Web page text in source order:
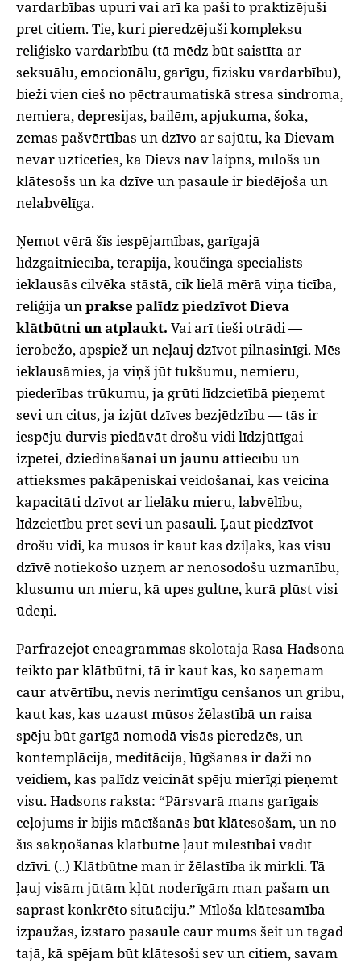
vardarbības upuri vai arī ka paši to praktizējuši
pret citiem. Tie, kuri pieredzējuši kompleksu
reliģisko vardarbību (tā mēdz būt saistīta ar
seksuālu, emocionālu, garīgu, fizisku vardarbību),
bieži vien cieš no pēctraumatiskā stresa sindroma,
nemiera, depresijas, bailēm, apjukuma, šoka,
zemas pašvērtības un dzīvo ar sajūtu, ka Dievam
nevar uzticēties, ka Dievs nav laipns, mīlošs un
klātesošs un ka dzīve un pasaule ir biedējoša un
nelabvēlīga.
Ņemot vērā šīs iespējamības, garīgajā
līdzgaitniecībā, terapijā, koučingā speciālists
ieklausās cilvēka stāstā, cik lielā mērā viņa ticība,
reliģija unprakse palīdz piedzīvot Dieva
klātbūtni un atplaukt. Vai arī tieši otrādi —
ierobežo, apspiež un neļauj dzīvot pilnasinīgi. Mēs
ieklausāmies, ja viņš jūt tukšumu, nemieru,
piederības trūkumu, ja grūti līdzcietībā pieņemt
sevi un citus, ja izjūt dzīves bezjēdzību — tās ir
iespēju durvis piedāvāt drošu vidi līdzjūtīgai
izpētei, dziedināšanai un jaunu attiecību un
attieksmes pakāpeniskai veidošanai, kas veicina
kapacitāti dzīvot ar lielāku mieru, labvēlību,
līdzcietību pret sevi un pasauli. Ļaut piedzīvot
drošu vidi, ka mūsos ir kaut kas dziļāks, kas visu
dzīvē notiekošo uzņem ar nenosodošu uzmanību,
klusumu un mieru, kā upes gultne, kurā plūst visi
ūdeņi.
Pārfrazējot eneagrammas skolotāja Rasa Hadsona
teikto par klātbūtni, tā ir kaut kas, ko saņemam
caur atvērtību, nevis nerimtīgu cenšanos un gribu,
kaut kas, kas uzaust mūsos žēlastībā un raisa
spēju būt garīgā nomodā visās pieredzēs, un
kontemplācija, meditācija, lūgšanas ir daži no
veidiem, kas palīdz veicināt spēju mierīgi pieņemt
visu. Hadsons raksta: “Pārsvarā mans garīgais
ceļojums ir bijis mācīšanās būt klātesošam, un no
šīs sakņošanās klātbūtnē ļaut mīlestībai vadīt
dzīvi. (..) Klātbūtne man ir žēlastība ik mirkli. Tā
ļauj visām jūtām kļūt noderīgām man pašam un
saprast konkrēto situāciju.” Mīloša klātesamība
izpaužas, izstaro pasaulē caur mums šeit un tagad
tajā, kā spējam būt klātesoši sev un citiem, savam